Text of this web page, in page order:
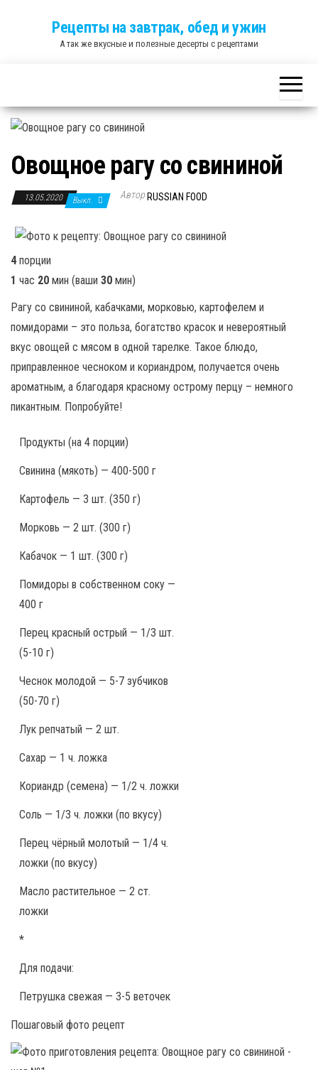
Рецепты на завтрак, обед и ужин
А так же вкусные и полезные десерты с рецептами
Овoщнoe paгу cо свининой
13.05.2020 Выкл. Автор RUSSIAN FOOD
4 порции
1 час 20 мин (ваши 30 мин)
Рагу со свининой, кабачками, морковью, картофелем и
помидорами – это польза, богатство красок и невероятный
вкус овощей с мясом в одной тарелке. Такое блюдо,
приправленное чесноком и кориандром, получается очень
ароматным, а благодаря красному острому перцу – немного
пикантным. Попробуйте!
Продукты (на 4 порции)
Свинина (мякоть) — 400-500 г
Картофель — 3 шт. (350 г)
Морковь — 2 шт. (300 г)
Кабачок — 1 шт. (300 г)
Помидоры в собственном соку —
400 г
Перец красный острый — 1/3 шт.
(5-10 г)
Чеснок молодой — 5-7 зубчиков
(50-70 г)
Лук репчатый — 2 шт.
Сахар — 1 ч. ложка
Кориандр (семена) — 1/2 ч. ложки
Соль — 1/3 ч. ложки (по вкусу)
Перец чёрный молотый — 1/4 ч.
ложки (по вкусу)
Масло растительное — 2 ст.
ложки
*
Для подачи:
Петрушка свежая — 3-5 веточек
Пошаговый фото рецепт